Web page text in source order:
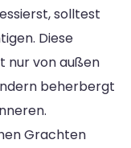
solltest
Diese
nur von außen
beherbergt
Grachten